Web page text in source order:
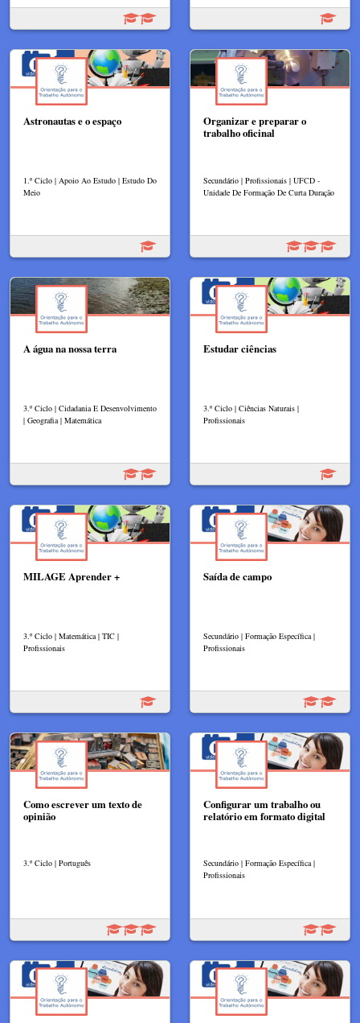
Astronautas e o espaço
1.º Ciclo | Apoio Ao Estudo | Estudo Do
Meio
Organizar e preparar o
trabalho oficinal
Secundário | Profissionais | UFCD -
Unidade De Formação De Curta Duração
A água na nossa terra
3.º Ciclo | Cidadania E Desenvolvimento
| Geografia | Matemática
Estudar ciências
3.º Ciclo | Ciências Naturais |
Profissionais
MILAGE Aprender +
3.º Ciclo | Matemática | TIC |
Profissionais
Saída de campo
Secundário | Formação Específica |
Profissionais
Como escrever um texto de
opinião
3.º Ciclo | Português
Configurar um trabalho ou
relatório em formato digital
Secundário | Formação Específica |
Profissionais